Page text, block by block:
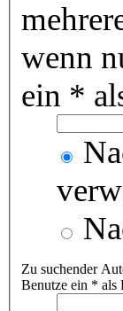
wenn
ein *
Zu suchender
Benutze ein * als